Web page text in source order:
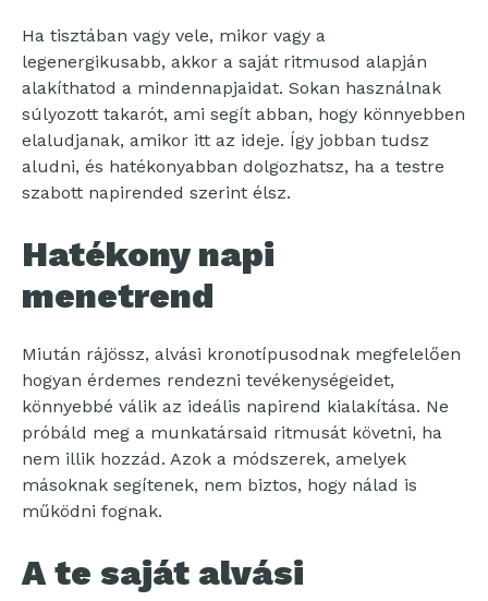
Ha tisztában vagy vele, mikor vagy a
legenergikusabb, akkor a saját ritmusod alapján
alakíthatod a mindennapjaidat. Sokan használnak
súlyozott takarót, ami segít abban, hogy könnyebben
elaludjanak, amikor itt az ideje. Így jobban tudsz
aludni, és hatékonyabban dolgozhatsz, ha a testre
szabott napirended szerint élsz.
Hatékony napi
menetrend
Miután rájössz, alvási kronotípusodnak megfelelően
hogyan érdemes rendezni tevékenységeidet,
könnyebbé válik az ideális napirend kialakítása. Ne
próbáld meg a munkatársaid ritmusát követni, ha
nem illik hozzád. Azok a módszerek, amelyek
másoknak segítenek, nem biztos, hogy nálad is
működni fognak.
A te saját alvási